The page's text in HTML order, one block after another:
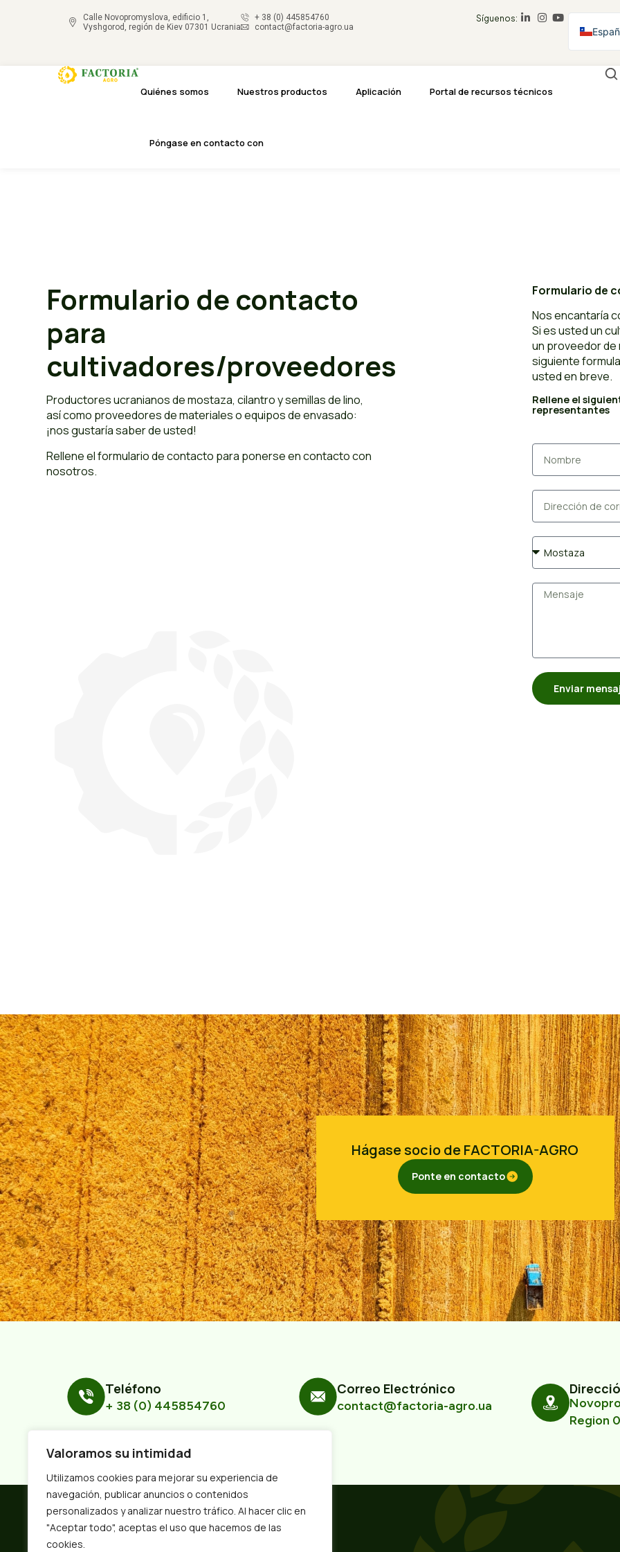
Valoramos su intimidad
Utilizamos cookies para mejorar su experiencia de
navegación, publicar anuncios o contenidos
personalizados y analizar nuestro tráfico. Al hacer clic en
"Aceptar todo", aceptas el uso que hacemos de las
cookies.
Calle Novopromyslova, edificio 1,
Vyshgorod, región de Kiev 07301 Ucrania
+ 38 (0) 445854760
contact@factoria-agro.ua
Síguenos:
Quiénes somos Nuestros productos Aplicación Portal de recursos técnicos
Póngase en contacto con
Formulario de contacto
para
cultivadores/proveedores
Productores ucranianos de mostaza, cilantro y semillas de lino,
así como proveedores de materiales o equipos de envasado:
¡nos gustaría saber de usted!
Rellene el formulario de contacto para ponerse en contacto con
nosotros.
Formulario de
Nos encantaría
Si es usted un
un proveedor de
siguiente
usted en breve.
Rellene el
representantes
Enviar
Hágase socio de FACTORIA-AGRO
Ponte en contacto
Teléfono
+ 38 (0) 445854760
Correo Electrónico
contact@factoria-agro.ua
Region